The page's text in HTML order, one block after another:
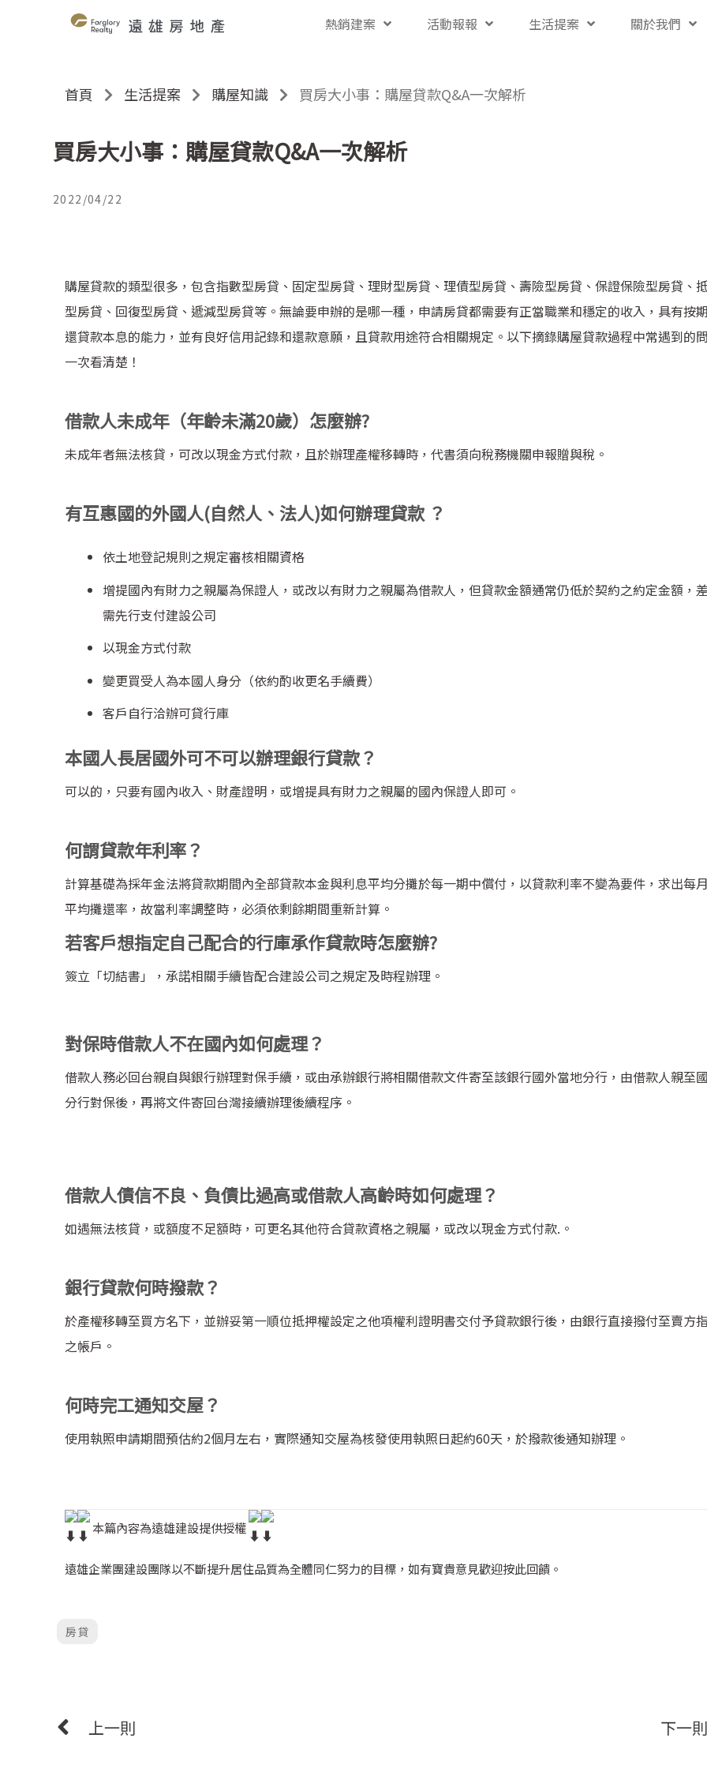
熱銷建案 活動報報 生活提案 關於我們
首頁 生活提案 購屋知識 買房大小事：購屋貸款Q&A一次解析
買房大小事：購屋貸款Q&A一次解析
2022/04/22
購屋貸款的類型很多，包含指數型房貸、固定型房貸、理財型房貸、理債型房貸、壽險型房貸、保證保險型房貸、
型房貸、回復型房貸、遞減型房貸等。無論要申辦的是哪一種，申請房貸都需要有正當職業和穩定的收入，具有按
還貸款本息的能力，並有良好信用記錄和還款意願，且貸款用途符合相關規定。以下摘錄購屋貸款過程中常遇到的
一次看清楚！
借款人未成年（年齡未滿20歲）怎麼辦?
未成年者無法核貸，可改以現金方式付款，且於辦理產權移轉時，代書須向稅務機關申報贈與稅。
有互惠國的外國人(自然人、法人)如何辦理貸款 ？
依土地登記規則之規定審核相關資格
增提國內有財力之親屬為保證人，或改以有財力之親屬為借款人，但貸款金額通常仍低於契約之約定金額，
需先行支付建設公司
以現金方式付款
變更買受人為本國人身分（依約酌收更名手續費）
客戶自行洽辦可貸行庫
本國人長居國外可不可以辦理銀行貸款？
可以的，只要有國內收入、財產證明，或增提具有財力之親屬的國內保證人即可。
何謂貸款年利率？
計算基礎為採年金法將貸款期間內全部貸款本金與利息平均分攤於每一期中償付，以貸款利率不變為要件，求出每
平均攤還率，故當利率調整時，必須依剩餘期間重新計算。
若客戶想指定自己配合的行庫承作貸款時怎麼辦?
簽立「切結書」，承諾相關手續皆配合建設公司之規定及時程辦理。
對保時借款人不在國內如何處理？
借款人務必回台親自與銀行辦理對保手續，或由承辦銀行將相關借款文件寄至該銀行國外當地分行，由借款人親至
分行對保後，再將文件寄回台灣接續辦理後續程序。
借款人債信不良、負債比過高或借款人高齡時如何處理？
如遇無法核貸，或額度不足額時，可更名其他符合貸款資格之親屬，或改以現金方式付款.。
銀行貸款何時撥款？
於產權移轉至買方名下，並辦妥第一順位抵押權設定之他項權利證明書交付予貸款銀行後，由銀行直接撥付至賣方
之帳戶。
何時完工通知交屋？
使用執照申請期間預估約2個月左右，實際通知交屋為核發使用執照日起約60天，於撥款後通知辦理。
本篇內容為遠雄建設提供授權
遠雄企業團建設團隊以不斷提升居住品質為全體同仁努力的目標，如有寶貴意見歡迎按此回饋 。
房貸
上一則 下一則